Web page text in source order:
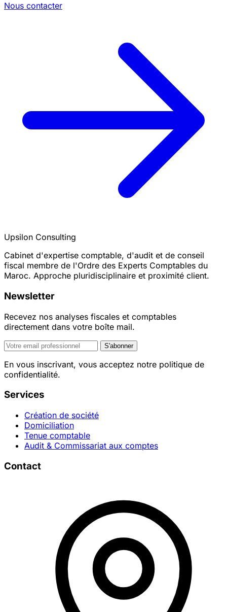
Nous contacter
Upsilon Consulting
Cabinet d'expertise comptable, d'audit et de conseil
fiscal membre de l'Ordre des Experts Comptables du
Maroc. Approche pluridisciplinaire et proximité client.
Newsletter
Recevez nos analyses fiscales et comptables
directement dans votre boîte mail.
S'abonner
En vous inscrivant, vous acceptez notre politique de
confidentialité.
Services
Création de société
Domiciliation
Tenue comptable
Audit & Commissariat aux comptes
Contact